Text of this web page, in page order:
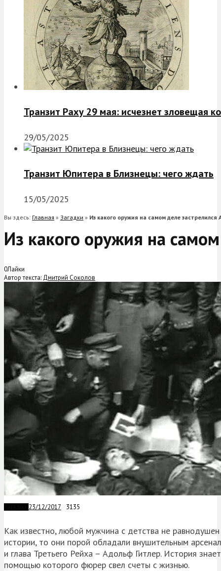
Транзит Раху 29 мая: исчезнет зловещая
29/05/2025
Транзит Юпитера в Близнецы: чего ждать
15/05/2025
Вы здесь: Главная » Загадки » Из какого оружия на самом деле застрелился
Из какого оружия на
0Лайки
Автор текста: Дмитрий Соколов
23/12/2017 3135
Как известно, любой мужчина с детства не
истории, то они порой обладали внушительным
и глава Третьего Рейха – Адольф Гитлер. История
помощью которого фюрер свел счеты с жизнью.